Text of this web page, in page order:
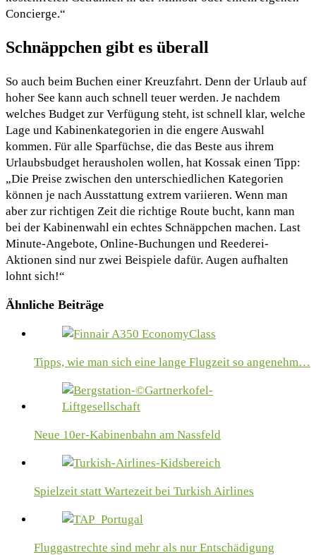
Concierge.“
Schnäppchen gibt es überall
So auch beim Buchen einer Kreuzfahrt. Denn der Urlaub auf
hoher See kann auch schnell teuer werden. Je nachdem
welches Budget zur Verfügung steht, ist schnell klar, welche
Lage und Kabinenkategorien in die engere Auswahl
kommen. Für alle Sparfüchse, die das Beste aus ihrem
Urlaubsbudget herausholen wollen, hat Kossak einen Tipp:
„Die Preise zwischen den unterschiedlichen Kategorien
können je nach Ausstattung extrem variieren. Wenn man
aber zur richtigen Zeit die richtige Route bucht, kann man
bei der Kabinenwahl ein echtes Schnäppchen machen. Last
Minute-Angebote, Online-Buchungen und Reederei-
Aktionen sind nur zwei Beispiele dafür. Augen aufhalten
lohnt sich!“
Ähnliche Beiträge
Tipps, wie man sich eine lange Flugzeit so angenehm…
Neue 10er-Kabinenbahn am Nassfeld
Spielzeit statt Wartezeit bei Turkish Airlines
Fluggastrechte sind mehr als nur Entschädigung